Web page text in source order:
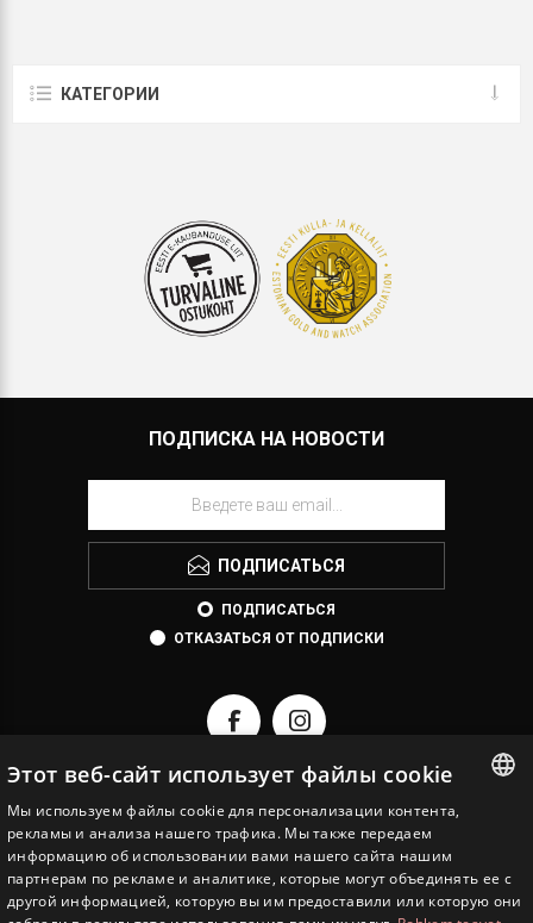
КАТЕГОРИИ
ПОДПИСКА НА НОВОСТИ
ПОДПИСАТЬСЯ
ПОДПИСАТЬСЯ
ОТКАЗАТЬСЯ ОТ ПОДПИСКИ
EESTI JUVEEL
ИНФОРМАЦИЯ
ENGLISH
RUSSIAN
Этот веб-сайт использует файлы cookie
Мы используем файлы cookie для персонализации контента,
рекламы и анализа нашего трафика. Мы также передаем
информацию об использовании вами нашего сайта нашим
партнерам по рекламе и аналитике, которые могут объединять ее с
другой информацией, которую вы им предоставили или которую они